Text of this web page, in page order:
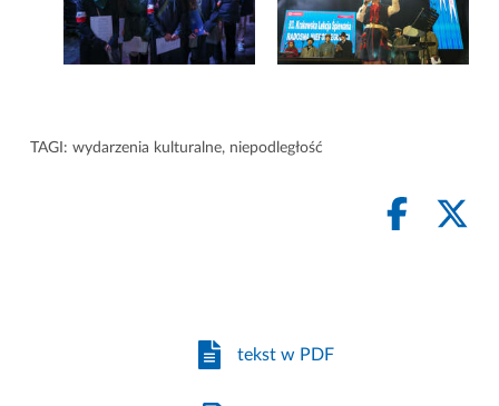
TAGI: wydarzenia kulturalne, niepodległość
tekst w PDF